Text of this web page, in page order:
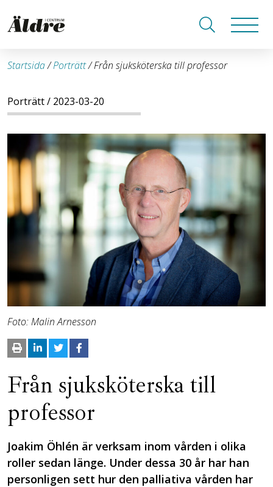
Startsida/Porträtt/Från sjuksköterska till professor
Porträtt/ 2023-03-20
Foto: Malin Arnesson
Från sjuksköterska till
professor
Joakim Öhlén är verksam inom vården i olika
roller sedan länge. Under dessa 30 år har han
personligen sett hur den palliativa vården har